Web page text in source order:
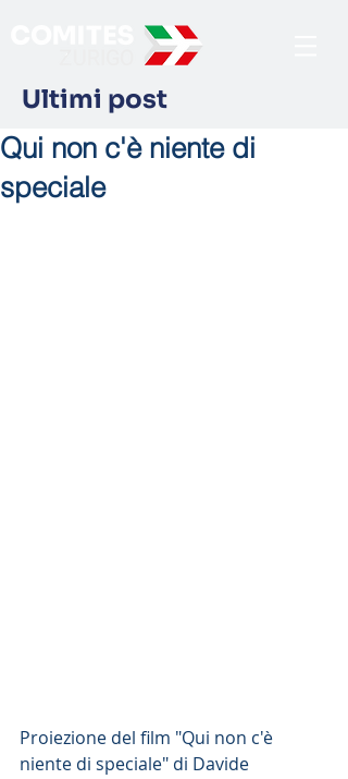
Ultimi post
Qui non c'è niente di
speciale
Proiezione del film "Qui non c'è
niente di speciale" di Davide